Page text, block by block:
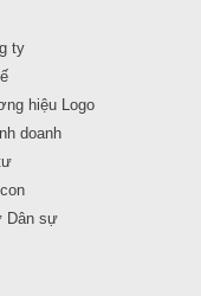
ty
hiệu Logo
doanh
Dân sự